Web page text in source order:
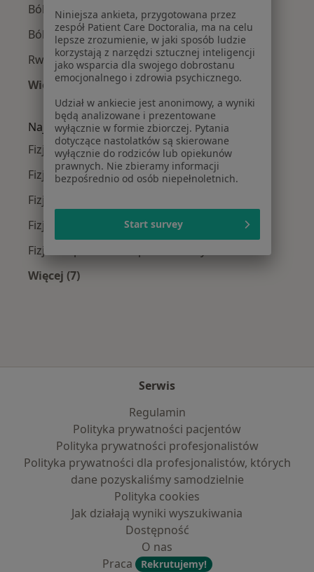
Ból biodra w Gdyni
Ból kolana w Gdyni
Rwa kulszowa w Gdyni
Więcej (15)
Więcej w kategorii: Najczęście leczone
Najpopularniejsze ubezpieczenia
Fizjoterapeuci z Medicover w Gdyni
Fizjoterapeuci z TU Zdrowie w Gdyni
Fizjoterapeuci z Allianz w Gdyni
Fizjoterapeuci z Signal Iduna w Gdyni
Fizjoterapeuci z Compensa w Gdyni
Więcej (7)
Serwis
Regulamin
Polityka prywatności pacjentów
Polityka prywatności profesjonalistów
Polityka prywatności dla profesjonalistów, których
dane pozyskaliśmy samodzielnie
Polityka cookies
Jak działają wyniki wyszukiwania
Dostępność
O nas
Praca
Rekrutujemy!
Niniejsza ankieta, przygotowana przez
zespół Patient Care Doctoralia, ma na celu
lepsze zrozumienie, w jaki sposób ludzie
korzystają z narzędzi sztucznej inteligencji
jako wsparcia dla swojego dobrostanu
emocjonalnego i zdrowia psychicznego.
Udział w ankiecie jest anonimowy, a wyniki
będą analizowane i prezentowane
wyłącznie w formie zbiorczej. Pytania
dotyczące nastolatków są skierowane
wyłącznie do rodziców lub opiekunów
prawnych. Nie zbieramy informacji
bezpośrednio od osób niepełnoletnich.
Start survey